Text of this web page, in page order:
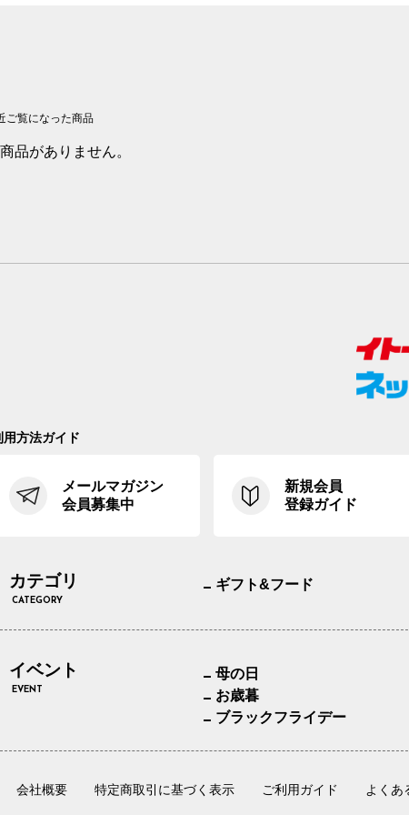
ご覧になった商品
品がありません。
用方法ガイド
メールマガジン
会員募集中
新規会員
登録ガイド
カテゴリ
CATEGORY
ギフト&フード
イベント
EVENT
母の日
お歳暮
ブラックフライデー
会社概要 特定商取引に基づく表示 ご利用ガイド よくあ